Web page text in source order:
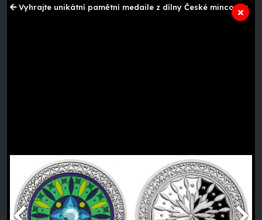
Vyhrajte unikátní pamětní medaile z dílny České mincovny